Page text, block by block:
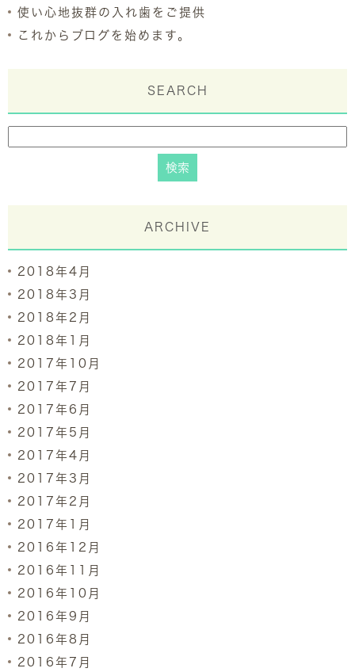
使い心地抜群の入れ歯をご提供
これからブログを始めます。
SEARCH
ARCHIVE
2018年4月
2018年3月
2018年2月
2018年1月
2017年10月
2017年7月
2017年6月
2017年5月
2017年4月
2017年3月
2017年2月
2017年1月
2016年12月
2016年11月
2016年10月
2016年9月
2016年8月
2016年7月